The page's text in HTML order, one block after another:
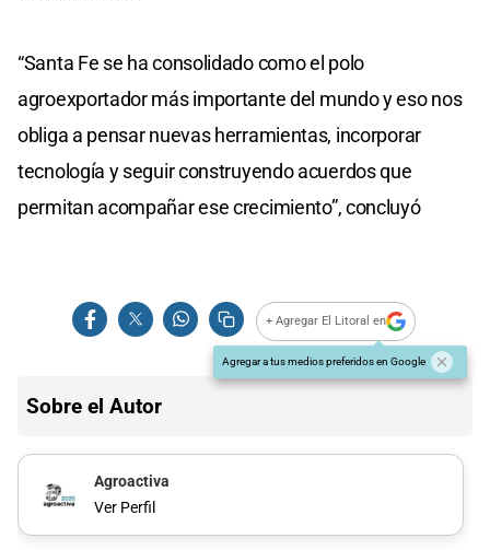
“Santa Fe se ha consolidado como el polo
agroexportador más importante del mundo y eso nos
obliga a pensar nuevas herramientas, incorporar
tecnología y seguir construyendo acuerdos que
permitan acompañar ese crecimiento”, concluyó
+ Agregar El Litoral en
Agregar a tus medios preferidos en Google
Sobre el Autor
Agroactiva
Ver Perfil